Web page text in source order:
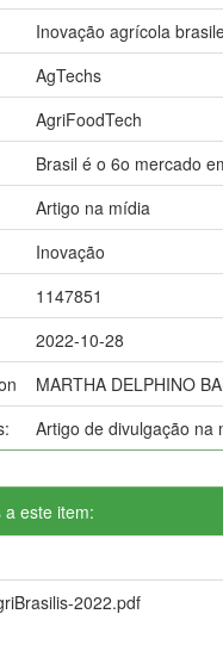
Inovação agrícola
AgTechs
AgriFoodTech
Brasil é o 6o mercado
Artigo na mídia
Inovação
1147851
2022-10-28
MARTHA DELPHINO
Artigo de divulgação na
este item:
2022.pdf